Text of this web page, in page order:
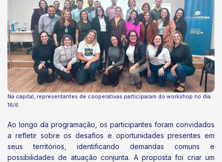
Na capital, representantes de cooperativas participaram do workshop no dia
16/6.
Ao longo da programação, os participantes foram convidados
a refletir sobre os desafios e oportunidades presentes em
seus territórios, identificando demandas comuns e
possibilidades de atuação conjunta. A proposta foi criar um